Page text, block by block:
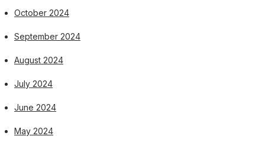
October 2024
September 2024
August 2024
July 2024
June 2024
May 2024